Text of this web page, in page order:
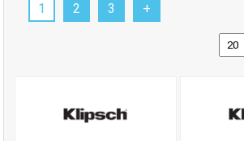
1 2 3 +